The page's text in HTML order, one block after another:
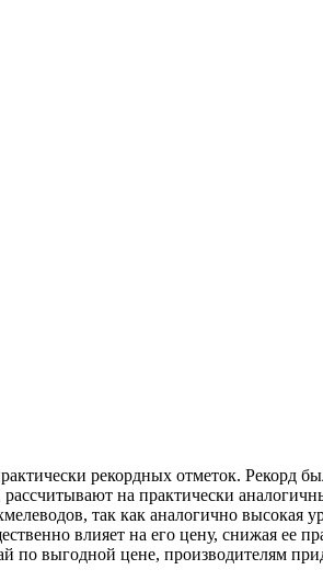
рекордных отметок. Рекорд
на практически
так как аналогично высокая
влияет на его цену, снижая ее
по выгодной цене, производителям